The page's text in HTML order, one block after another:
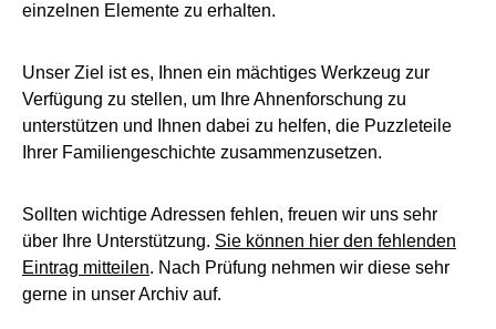
einzelnen Elemente zu erhalten.
Unser Ziel ist es, Ihnen ein mächtiges Werkzeug zur
Verfügung zu stellen, um Ihre Ahnenforschung zu
unterstützen und Ihnen dabei zu helfen, die Puzzleteile
Ihrer Familiengeschichte zusammenzusetzen.
Sollten wichtige Adressen fehlen, freuen wir uns sehr
über Ihre Unterstützung. Sie können hier den fehlenden
Eintrag mitteilen. Nach Prüfung nehmen wir diese sehr
gerne in unser Archiv auf.